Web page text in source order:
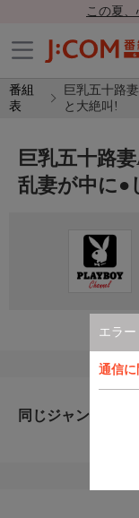
この夏
番組
表
巨乳五十路
と大絶叫!
エラー
通信
巨乳五十路
乱妻が中に●
同じジャンルのお